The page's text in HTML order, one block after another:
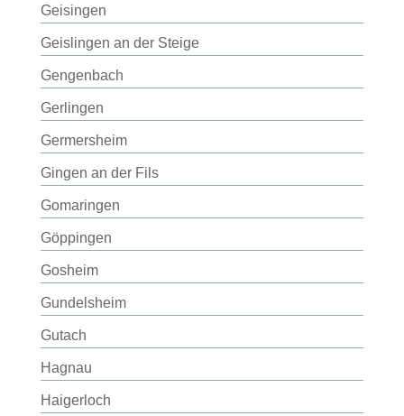
Geisingen
Geislingen an der Steige
Gengenbach
Gerlingen
Germersheim
Gingen an der Fils
Gomaringen
Göppingen
Gosheim
Gundelsheim
Gutach
Hagnau
Haigerloch